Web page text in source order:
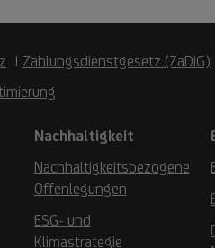
Zahlungsdienstgesetz (ZaDiG)
Nachhaltigkeit
Nachhaltigkeitsbezogene
Offenlegungen
ESG- und
Klimastrategie